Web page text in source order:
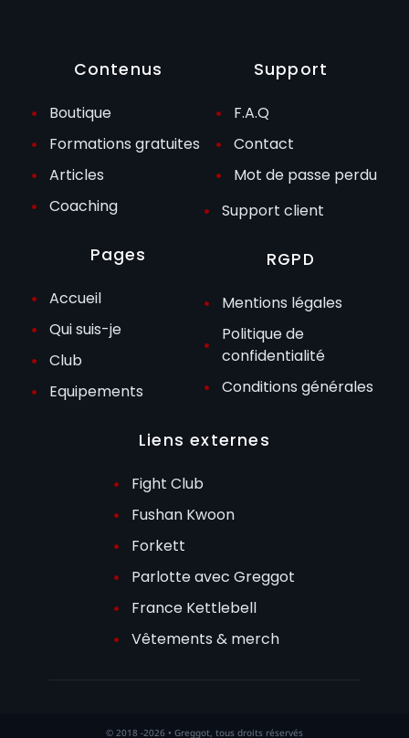
Contenus
Boutique
Formations gratuites
Articles
Coaching
Pages
Accueil
Qui suis-je
Club
Equipements
Support
F.A.Q
Contact
Mot de passe perdu
Support client
RGPD
Mentions légales
Politique de
confidentialité
Conditions générales
Liens externes
Fight Club
Fushan Kwoon
Forkett
Parlotte avec Greggot
France Kettlebell
Vêtements & merch
© 2018 -2026 • Greggot, tous droits réservés